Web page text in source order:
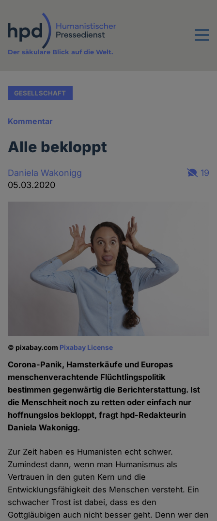
Inhalt
Menu
Der säkulare Blick auf die Welt.
GESELLSCHAFT
Kommentar
Alle bekloppt
Daniela Wakonigg
05.03.2020
19
© pixabay.com Pixabay License
Corona-Panik, Hamsterkäufe und Europas
menschenverachtende Flüchtlingspolitik
bestimmen gegenwärtig die Berichterstattung. Ist
die Menschheit noch zu retten oder einfach nur
hoffnungslos bekloppt, fragt hpd-Redakteurin
Daniela Wakonigg.
Zur Zeit haben es Humanisten echt schwer.
Zumindest dann, wenn man Humanismus als
Vertrauen in den guten Kern und die
Entwicklungsfähigkeit des Menschen versteht. Ein
schwacher Trost ist dabei, dass es den
Gottgläubigen auch nicht besser geht. Denn wer den